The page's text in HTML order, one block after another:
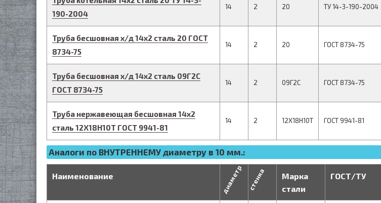
190-2004
14 2 20 ТУ 14-3-190-2004
Труба бесшовная х/д14х2 сталь 20 ГОСТ
8734-75
14 2 20 ГОСТ 8734-75
Труба бесшовная х/д14х2 сталь 09Г2С
ГОСТ 8734-75
14 2 09Г2С ГОСТ 8734-75
Труба нержавеющая бесшовная 14х2
сталь 12Х18Н10Т ГОСТ 9941-81
14 2 12Х18Н10Т ГОСТ 9941-81
Аналоги по ВНУТРЕННЕМУ диаметру в 10 мм.:
Наименование диаметр стенка
Марка
стали
ГОСТ/ТУ